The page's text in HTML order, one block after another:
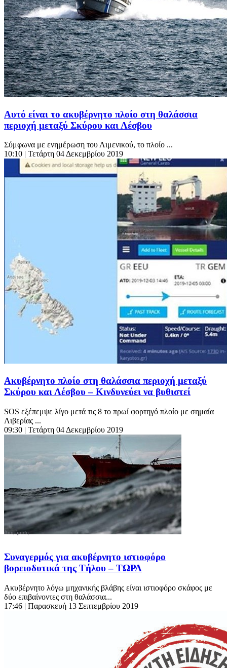
Αυτό είναι το ακυβέρνητο πλοίο στη θαλάσσια
περιοχή μεταξύ Σκύρου και Λέσβου
Σύμφωνα με ενημέρωση του Λιμενικού, το πλοίο ...
10:10 | Τετάρτη 04 Δεκεμβρίου 2019
Ακυβέρνητο πλοίο στη θαλάσσια περιοχή μεταξύ
Σκύρου και Λέσβου – Κινδυνεύει να βυθιστεί
SOS εξέπεμψε λίγο μετά τις 8 το πρωί φορτηγό πλοίο με σημαία
Λιβερίας ...
09:30 | Τετάρτη 04 Δεκεμβρίου 2019
Συναγερμός για ακυβέρνητο ιστιοφόρο
βορειοδυτικά της Τήλου – ΤΩΡΑ
Ακυβέρνητο λόγω μηχανικής βλάβης είναι ιστιοφόρο σκάφος με
δύο επιβαίνοντες στη θαλάσσια...
17:46 | Παρασκευή 13 Σεπτεμβρίου 2019